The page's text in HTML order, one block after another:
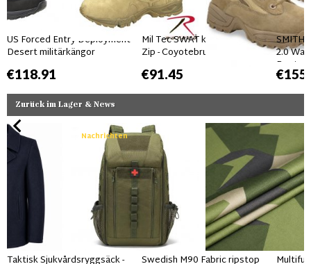
US Forced Entry Deployment
Desert militärkängor
€118.91
Mil Tec SWAT kängor 2-Side
Zip - Coyotebrun
€91.45
SMITH
2.0
Boots -
Zurück im Lager & News
Nachrichten